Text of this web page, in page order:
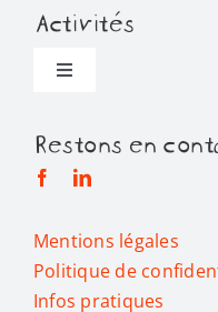
Activités
Toggle
Bien être
Restons en
Mentions légales
Politique de
Infos pratiques